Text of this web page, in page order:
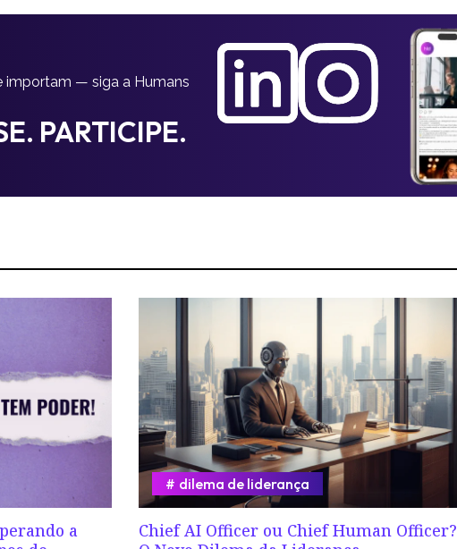
importam — siga a Humans
PARTICIPE.
a
Chief AI Officer ou Chief Human Officer?
dilema de liderança